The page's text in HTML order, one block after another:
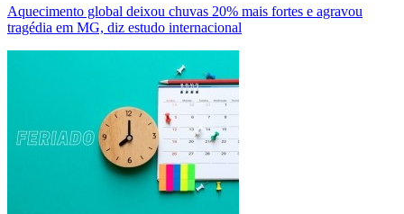
Aquecimento global deixou chuvas 20% mais fortes e agravou
tragédia em MG, diz estudo internacional